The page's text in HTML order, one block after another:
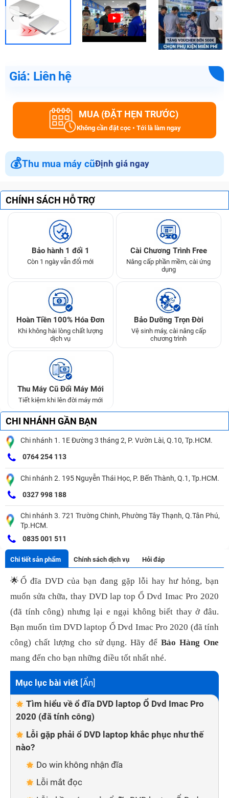
‹ ›
Giá: Liên hệ
MUA (ĐẶT HẸN TRƯỚC)
Không cần đặt cọc • Tới là làm ngay
💰Thu mua máy cũĐịnh giá ngay
CHÍNH SÁCH HỖ TRỢ
Bảo hành 1 đổi 1
Còn 1 ngày vẫn đổi mới
Cài Chương Trình Free
Nâng cấp phần mềm, cài ứng
dụng
Hoàn Tiền 100% Hóa Đơn
Khi không hài lòng chất lượng
dịch vụ
Bảo Dưỡng Trọn Đời
Vệ sinh máy, cài nâng cấp
chương trình
Thu Máy Cũ Đổi Máy Mới
Tiết kiệm khi lên đời máy mới
CHI NHÁNH GẦN BẠN
Chi nhánh 1. 1E Đường 3 tháng 2, P. Vườn Lài, Q.10, Tp.HCM.
0764 254 113
Chi nhánh 2. 195 Nguyễn Thái Học, P. Bến Thành, Q.1, Tp.HCM.
0327 998 188
Chi nhánh 3. 721 Trường Chinh, Phường Tây Thạnh, Q.Tân Phú,
Tp.HCM.
0835 001 511
Chi tiết sản phẩm Chính sách dịch vụ Hỏi đáp
🌟 Ổ đĩa DVD của bạn đang gặp lỗi hay hư hỏng, bạn
muốn sửa chữa, thay DVD lap top Ổ Dvd Imac Pro 2020
(đã tính công) nhưng lại e ngại không biết thay ở đâu.
Bạn muốn tìm DVD laptop Ổ Dvd Imac Pro 2020 (đã tính
công) chất lượng cho sử dụng. Hãy đểBảo Hàng One
mang đến cho bạn những điều tốt nhất nhé.
Mục lục bài viết [Ẩn]
Tìm hiểu về ổ đĩa DVD laptop Ổ Dvd Imac Pro
2020 (đã tính công)
Lỗi gặp phải ổ DVD laptop khắc phục như thế
nào?
Do win không nhận đĩa
Lỗi mắt đọc